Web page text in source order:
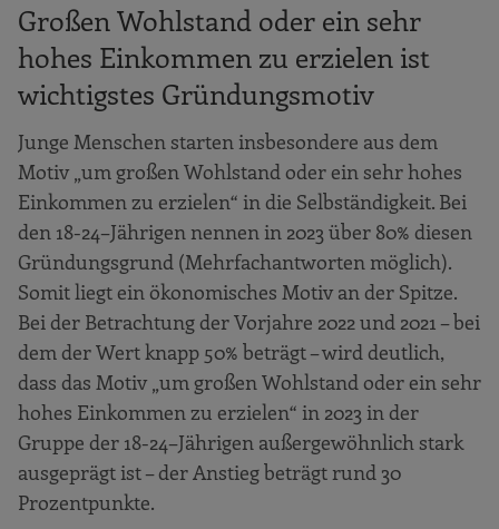
Großen Wohlstand oder ein sehr
hohes Einkommen zu erzielen ist
wichtigstes Gründungsmotiv
Junge Menschen starten insbesondere aus dem
Motiv „um großen Wohlstand oder ein sehr hohes
Einkommen zu erzielen“ in die Selbständigkeit. Bei
den 18-24–Jährigen nennen in 2023 über 80% diesen
Gründungsgrund (Mehrfachantworten möglich).
Somit liegt ein ökonomisches Motiv an der Spitze.
Bei der Betrachtung der Vorjahre 2022 und 2021 – bei
dem der Wert knapp 50% beträgt – wird deutlich,
dass das Motiv „um großen Wohlstand oder ein sehr
hohes Einkommen zu erzielen“ in 2023 in der
Gruppe der 18-24–Jährigen außergewöhnlich stark
ausgeprägt ist – der Anstieg beträgt rund 30
Prozentpunkte.